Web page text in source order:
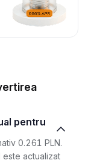
0.261 PLN.
este actualizat